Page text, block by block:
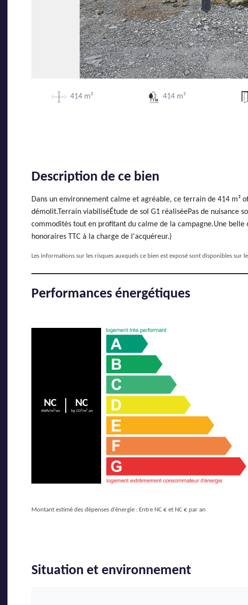
414 m² 414 m²
Description de ce bien
Dans un environnement calme et agréable, ce terrain de 414
démolit.Terrain viabiliséÉtude de sol G1 réaliséePas de
commodités tout en profitant du calme de la campagne.Une
honoraires TTC à la charge de l'acquéreur.)
Les informations sur les risques auxquels ce bien est exposé sont disponibles sur
Performances énergétiques
NC
KWh/m²/an
NC
kg CO²/m².an
Montant estimé des dépenses d’énergie : Entre NC € et NC € par an
Situation et environnement